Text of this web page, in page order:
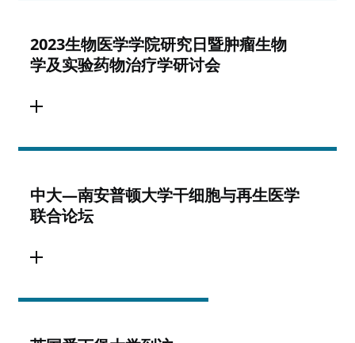
2023生物医学学院研究日暨肿瘤生物
学及实验药物治疗学研讨会
中大—南安普顿大学干细胞与再生医学
联合论坛